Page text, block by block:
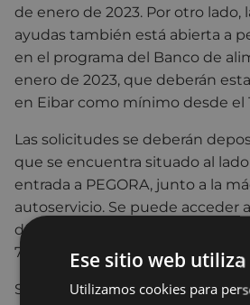
de enero de 2023. Por otro lado,
ayudas también está abierta a
en el programa del Banco de
enero de 2023, que deberán
en Eibar como mínimo desde el
Las solicitudes se deberán
que se encuentra situado al
entrada a PEGORA, junto a la
autoservicio. Se puede acceder
días, incluidos domingos y
7.30 a 21.30 horas.
Si, una vez cerrado el plazo de
Ese sitio web
Utilizamos cookies para